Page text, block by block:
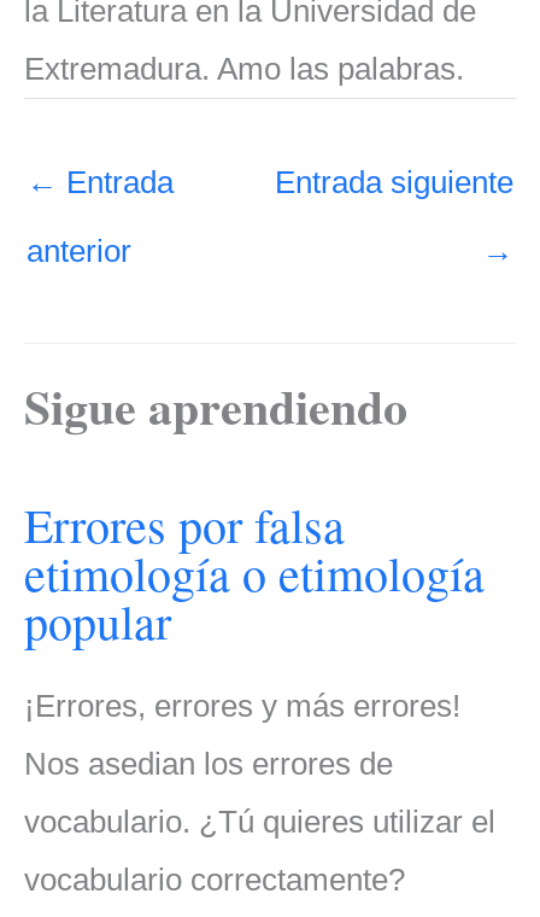
la Literatura en la Universidad de
Extremadura. Amo las palabras.
← Entrada
anterior
Entrada siguiente
→
Sigue aprendiendo
Errores por falsa
etimología o etimología
popular
¡Errores, errores y más errores!
Nos asedian los errores de
vocabulario. ¿Tú quieres utilizar el
vocabulario correctamente?